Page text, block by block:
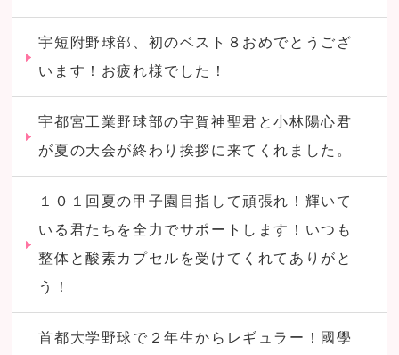
宇短附野球部、初のベスト８おめでとうござ
います！お疲れ様でした！
宇都宮工業野球部の宇賀神聖君と小林陽心君
が夏の大会が終わり挨拶に来てくれました。
１０１回夏の甲子園目指して頑張れ！輝いて
いる君たちを全力でサポートします！いつも
整体と酸素カプセルを受けてくれてありがと
う！
首都大学野球で２年生からレギュラー！國學